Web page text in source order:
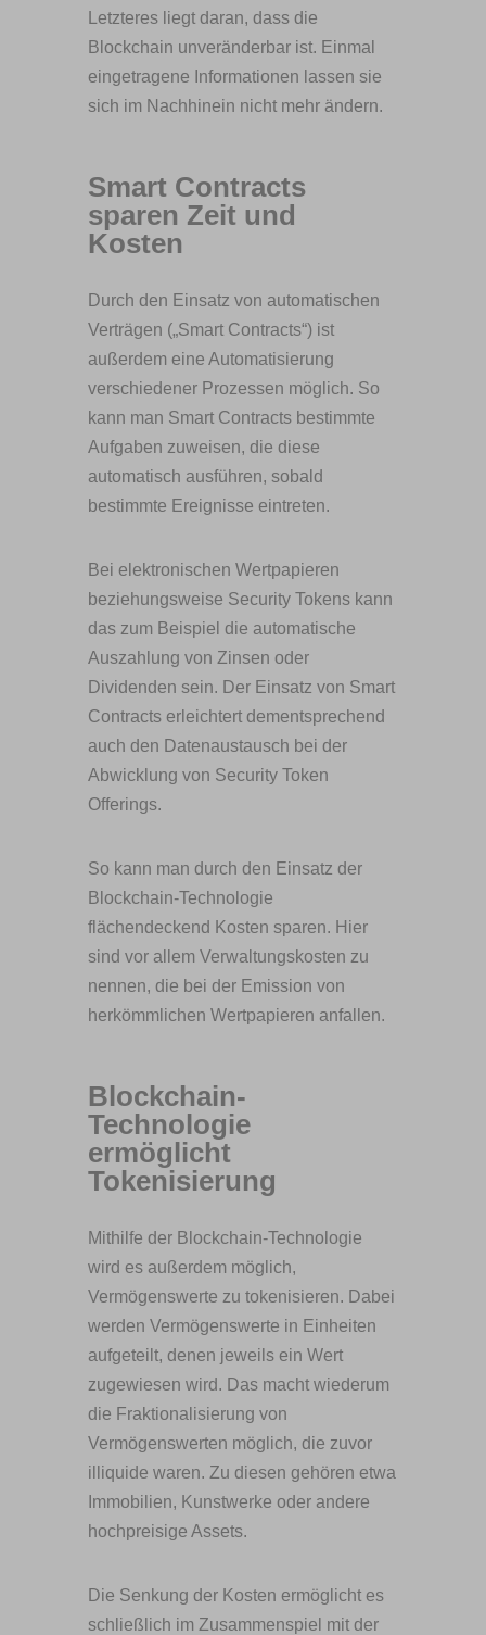
Letzteres liegt daran, dass die
Blockchain unveränderbar ist. Einmal
eingetragene Informationen lassen sie
sich im Nachhinein nicht mehr ändern.
Smart Contracts
sparen Zeit und
Kosten
Durch den Einsatz von automatischen
Verträgen („Smart Contracts“) ist
außerdem eine Automatisierung
verschiedener Prozessen möglich. So
kann man Smart Contracts bestimmte
Aufgaben zuweisen, die diese
automatisch ausführen, sobald
bestimmte Ereignisse eintreten.
Bei elektronischen Wertpapieren
beziehungsweise Security Tokens kann
das zum Beispiel die automatische
Auszahlung von Zinsen oder
Dividenden sein. Der Einsatz von Smart
Contracts erleichtert dementsprechend
auch den Datenaustausch bei der
Abwicklung von Security Token
Offerings.
So kann man durch den Einsatz der
Blockchain-Technologie
flächendeckend Kosten sparen. Hier
sind vor allem Verwaltungskosten zu
nennen, die bei der Emission von
herkömmlichen Wertpapieren anfallen.
Blockchain-
Technologie
ermöglicht
Tokenisierung
Mithilfe der Blockchain-Technologie
wird es außerdem möglich,
Vermögenswerte zu tokenisieren. Dabei
werden Vermögenswerte in Einheiten
aufgeteilt, denen jeweils ein Wert
zugewiesen wird. Das macht wiederum
die Fraktionalisierung von
Vermögenswerten möglich, die zuvor
illiquide waren. Zu diesen gehören etwa
Immobilien, Kunstwerke oder andere
hochpreisige Assets.
Die Senkung der Kosten ermöglicht es
schließlich im Zusammenspiel mit der